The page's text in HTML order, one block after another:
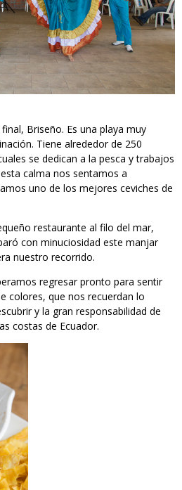
Briseño. Es una playa muy
Tiene alrededor de 250
se dedican a la pesca y trabajos
calma nos sentamos a
uno de los mejores ceviches de
restaurante al filo del mar,
con minuciosidad este manjar
nuestro recorrido.
regresar pronto para sentir
colores, que nos recuerdan lo
y la gran responsabilidad de
costas de Ecuador.